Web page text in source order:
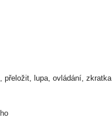
přeložit, lupa, ovládání, zkratka